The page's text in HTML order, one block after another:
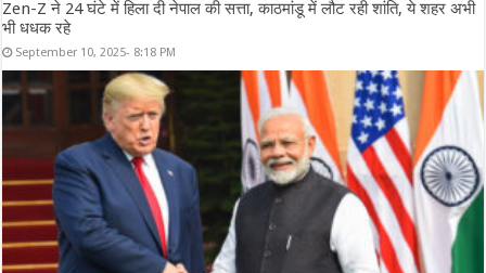
Zen-Z ने 24 घंटे में हिला दी नेपाल की सत्ता, काठमांडू में लौट रही शांति, ये शहर अभी
भी धधक रहे
September 10, 2025- 8:18 PM